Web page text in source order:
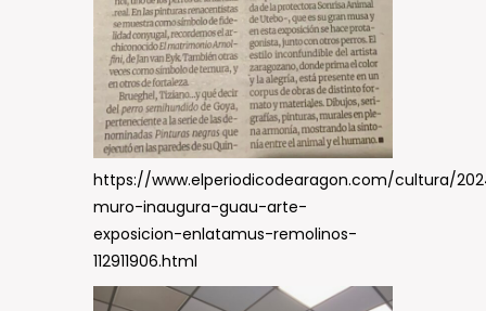
https://www.elperiodicodearagon.com/cultura/
muro-inaugura-guau-arte-
exposicion-enlatamus-remolinos-
112911906.html